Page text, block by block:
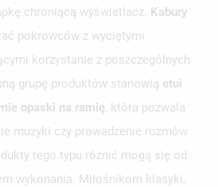
chroniącą wyświetlacz. Kabury
pokrowców z wyciętymi
korzystanie z poszczególnych
grupę produktów stanowią etui
opaski na ramię, która pozwala
muzyki czy prowadzenie rozmów
tego typu różnić mogą się od
wykonania. Miłośnikom klasyki,
ŻYCZEŃ
BY ZAPISAĆ PRODUKTY NA